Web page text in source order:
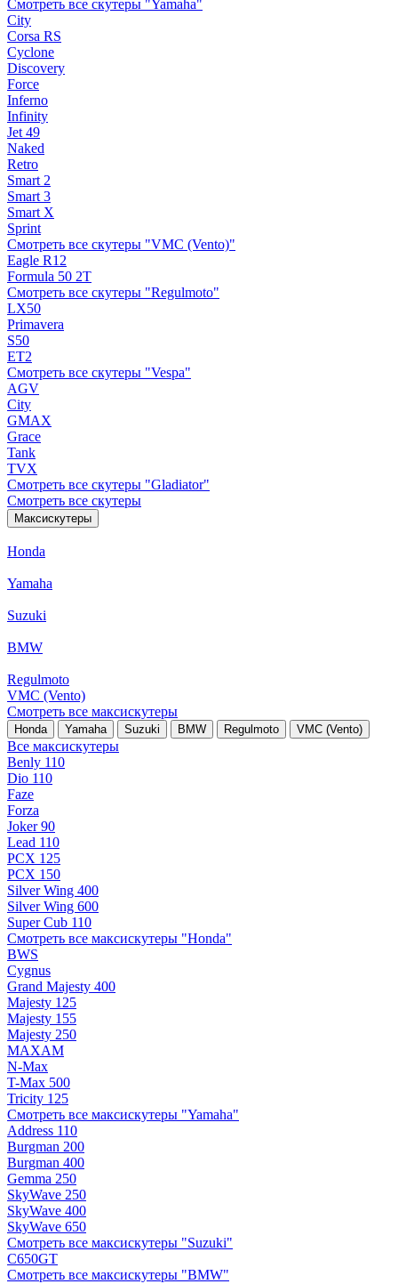
Смотреть все скутеры "Yamaha"
City
Corsa RS
Cyclone
Discovery
Force
Inferno
Infinity
Jet 49
Naked
Retro
Smart 2
Smart 3
Smart X
Sprint
Смотреть все скутеры "VMC (Vento)"
Eagle R12
Formula 50 2Т
Смотреть все скутеры "Regulmoto"
LX50
Primavera
S50
ET2
Смотреть все скутеры "Vespa"
AGV
City
GMAX
Grace
Tank
TVX
Смотреть все скутеры "Gladiator"
Смотреть все скутеры
Максискутеры
Honda
Yamaha
Suzuki
BMW
Regulmoto
VMC (Vento)
Смотреть все максискутеры
Honda Yamaha Suzuki BMW Regulmoto VMC (Vento)
Все максискутеры
Benly 110
Dio 110
Faze
Forza
Joker 90
Lead 110
PCX 125
PCX 150
Silver Wing 400
Silver Wing 600
Super Cub 110
Смотреть все максискутеры "Honda"
BWS
Cygnus
Grand Majesty 400
Majesty 125
Majesty 155
Majesty 250
MAXAM
N-Max
T-Max 500
Tricity 125
Смотреть все максискутеры "Yamaha"
Address 110
Burgman 200
Burgman 400
Gemma 250
SkyWave 250
SkyWave 400
SkyWave 650
Смотреть все максискутеры "Suzuki"
C650GT
Смотреть все максискутеры "BMW"